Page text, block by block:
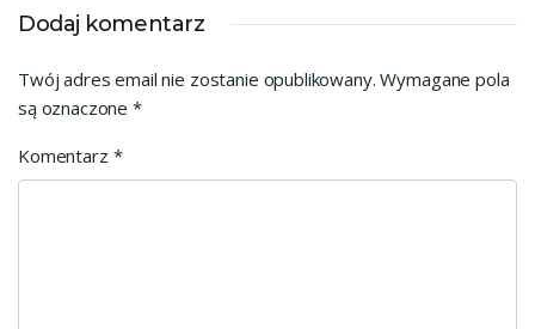
Dodaj komentarz
Twój adres email nie zostanie opublikowany. Wymagane pola
są oznaczone*
Komentarz *